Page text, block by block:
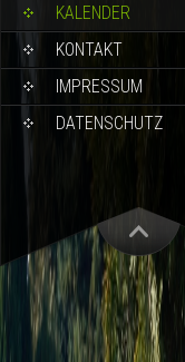
KALENDER
KONTAKT
IMPRESSUM
DATENSCHUTZ